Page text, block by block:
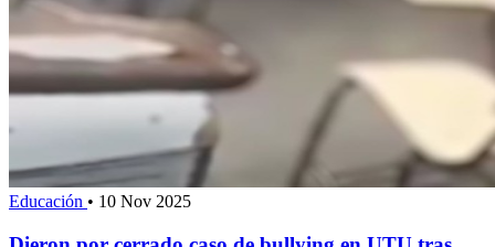
Educación • 10 Nov 2025